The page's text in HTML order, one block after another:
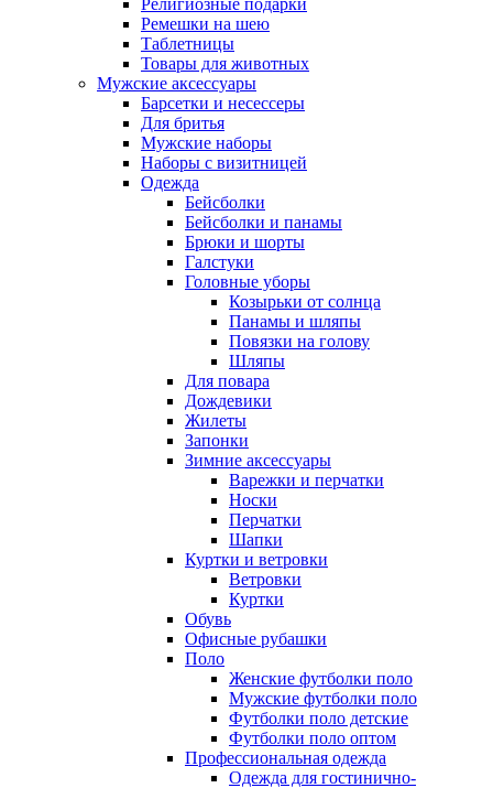
Ремешки на шею
Таблетницы
Товары для животных
Мужские аксессуары
Барсетки и несессеры
Для бритья
Мужские наборы
Наборы с визитницей
Одежда
Бейсболки
Бейсболки и панамы
Брюки и шорты
Галстуки
Головные уборы
Козырьки от солнца
Панамы и шляпы
Повязки на голову
Шляпы
Для повара
Дождевики
Жилеты
Запонки
Зимние аксессуары
Варежки и перчатки
Носки
Перчатки
Шапки
Куртки и ветровки
Ветровки
Куртки
Обувь
Офисные рубашки
Поло
Женские футболки поло
Мужские футболки поло
Футболки поло детские
Футболки поло оптом
Профессиональная одежда
Одежда для гостинично-